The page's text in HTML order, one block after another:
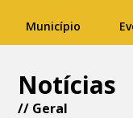
Município
Notícias
// Geral